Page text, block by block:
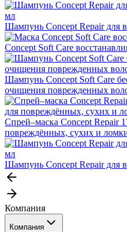
Шампунь Concept Repair для
Concept Soft Care
Шампунь Concept Soft Care
очищения поврежденных
Спрей–маска Concept Repair
повреждённых, сухих и
Шампунь Concept Repair для
Компания
Компания